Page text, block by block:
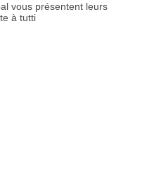
vous présentent leurs
à tutti